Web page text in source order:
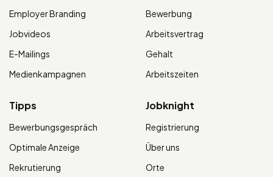
Employer Branding
Jobvideos
E-Mailings
Medienkampagnen
Bewerbung
Arbeitsvertrag
Gehalt
Arbeitszeiten
Tipps
Bewerbungsgespräch
Optimale Anzeige
Rekrutierung
Jobknight
Registrierung
Über uns
Orte